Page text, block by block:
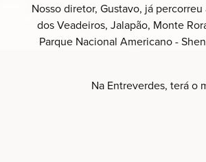
Nosso diretor, Gustavo, já
dos Veadeiros, Jalapão, Monte
Parque Nacional Americano -
Na Entreverdes, terá o